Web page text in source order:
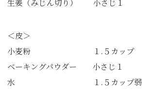
生姜（みじん切り） 小さじ１
＜皮＞
小麦粉 １.５カップ
ベーキングパウダー 小さじ１
水 １.５カップ弱